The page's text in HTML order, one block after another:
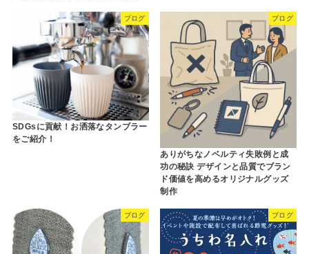
ブログ
SDGsに貢献！お洒落なタンブラー
をご紹介！
ブログ
ありがちなノベルティ失敗例と成
功の秘訣 デザインと品質でブラン
ド価値を高めるオリジナルグッズ
制作
ブログ ブログ